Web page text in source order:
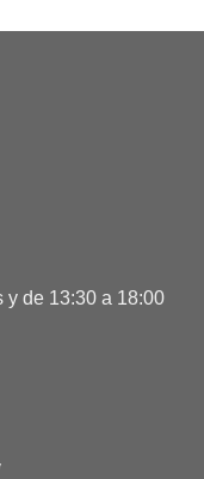
y de 13:30 a 18:00